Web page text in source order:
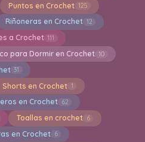
Puntos en Crochet 125
Riñoneras en Crochet 12
a Crochet 111
para Dormir en Crochet 10
31
Shorts en Crochet 1
en Crochet 62
Toallas en crochet 6
en Crochet 6